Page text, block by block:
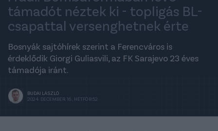
támadót néztek ki - topligás BL-
csapattal versenghetnek érte
Bosnyák sajtóhírek szerint a Ferencváros is
érdeklődik Giorgi Guliasvili, az FK Sarajevo 23 éves
támadója iránt.
BUDAI LÁSZLÓ
2024. DECEMBER 16., HÉTFŐ 8:52